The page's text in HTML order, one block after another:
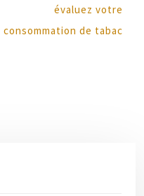
évaluez votre
consommation de tabac